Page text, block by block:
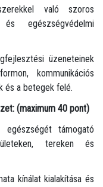
való szoros
és egészségvédelmi
üzeneteinek
kommunikációs
és a betegek felé.
(maximum 40 pont)
támogató
tereken és
kínálat kialakítása és